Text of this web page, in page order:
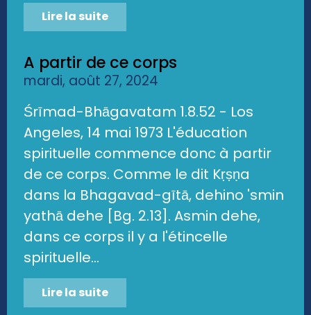
Lire la suite
A partir de ce corps
mardi, août 27, 2024
Śrīmad-Bhāgavatam 1.8.52 - Los
Angeles, 14 mai 1973 L'éducation
spirituelle commence donc à partir
de ce corps. Comme le dit Kṛṣṇa
dans la Bhagavad-gītā, dehino 'smin
yathā dehe [Bg. 2.13]. Asmin dehe,
dans ce corps il y a l'étincelle
spirituelle...
Lire la suite